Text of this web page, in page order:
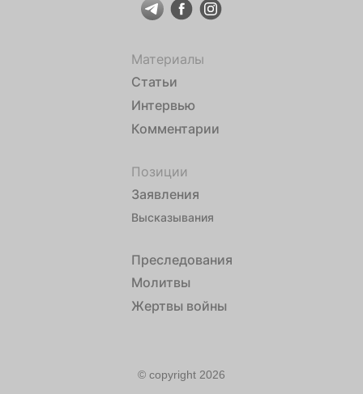
Материалы
Статьи
Интервью
Комментарии
Позиции
Заявления
Высказывания
Преследования
Молитвы
Жертвы войны
© copyright 2026